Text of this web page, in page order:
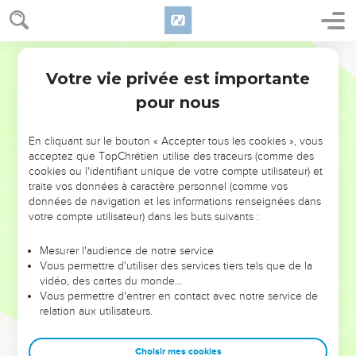
NE MANQUEZ PAS L’ÉVÉNEMENT
DE L’ANNÉE !
ET SI LEURS ERREURS POUVAIENT VOUS ÉVITER LES
VOTRES ?
leur foi ou leur vision. Mais on voit moins les doutes, les erreurs
et les saisons difficiles qu'ils ont traversés, alors même que ce
sont elles qui les ont façonnés.
Dans cette conférence, leaders, entrepreneurs, et responsables
clés pour avancer avec plus de sagesse afin que leurs erreurs
Votre vie privée est importante
pour nous
En cliquant sur le bouton « Accepter tous les cookies », vous
acceptez que TopChrétien utilise des traceurs (comme des
cookies ou l'identifiant unique de votre compte utilisateur) et
traite vos données à caractère personnel (comme vos
données de navigation et les informations renseignées dans
votre compte utilisateur) dans les buts suivants :
Mesurer l'audience de notre service
Vous permettre d'utiliser des services tiers tels que de la
vidéo, des cartes du monde…
Vous permettre d'entrer en contact avec notre service de
relation aux utilisateurs.
Choisir mes cookies